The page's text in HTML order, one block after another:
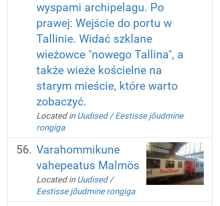
wyspami archipelagu. Po
prawej: Wejście do portu w
Tallinie. Widać szklane
wieżowce "nowego Tallina", a
także wieże kościelne na
starym mieście, które warto
zobaczyć.
Located in Uudised /Eestisse jõudmine
rongiga
Varahommikune
vahepeatus Malmös
Located in Uudised /
Eestisse jõudmine rongiga